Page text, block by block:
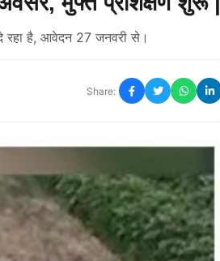
रहा है, आवेदन 27 जनवरी से।
Share: